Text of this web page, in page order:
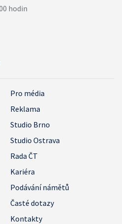
Pro média
Reklama
Studio Brno
Studio Ostrava
Rada ČT
Kariéra
Podávání námětů
Časté dotazy
Kontakty